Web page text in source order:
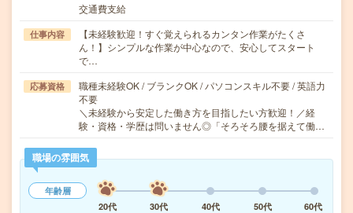
交通費支給
仕事内容
【未経験歓迎！すぐ覚えられるカンタン作業がたくさ
ん！】シンプルな作業が中心なので、安心してスタート
で…
応募資格
職種未経験OK / ブランクOK / パソコンスキル不要 / 英語力
不要
＼未経験から安定した働き方を目指したい方歓迎！／経
験・資格・学歴は問いません◎「そろそろ腰を据えて働…
職場の雰囲気
年齢層
20代
30代 40代 50代 60代